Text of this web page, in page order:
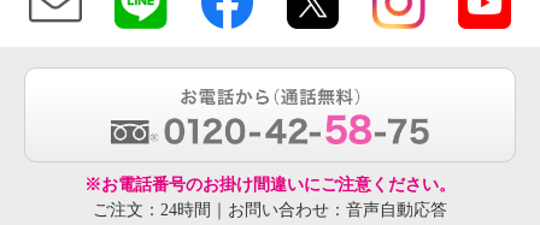
※お電話番号のお掛け間違いにご注意ください。
ご注文：24時間｜お問い合わせ：音声自動応答